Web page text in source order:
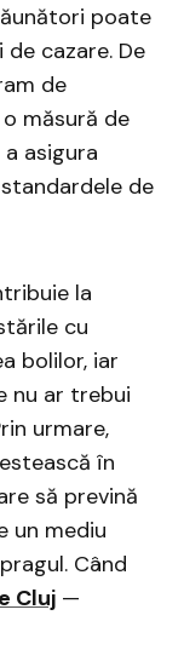
poate
cazare. De
de
măsură de
asigura
de
la
cu
bolilor, iar
nu ar trebui
urmare,
în
să prevină
un mediu
Când
Cluj —